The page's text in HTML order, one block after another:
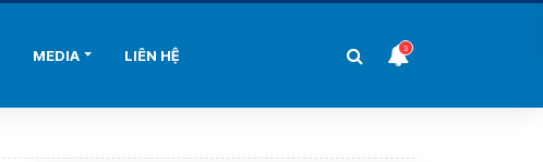
3
MEDIA LIÊN HỆ